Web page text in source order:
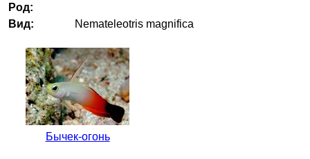
Род:
Вид:
Nemateleotris magnifica
Бычек-огонь